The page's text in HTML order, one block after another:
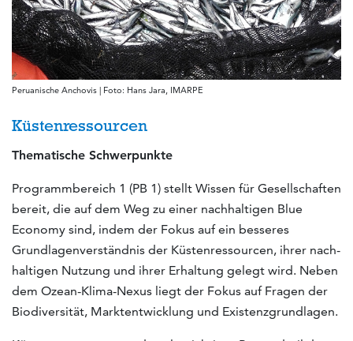
Peruanische Anchovis | Foto: Hans Jara, IMARPE
Küstenressourcen
Thematische Schwerpunkte
Programmbereich 1 (PB 1) stellt Wissen für Gesellschaften
bereit, die auf dem Weg zu einer nachhaltigen Blue
Economy sind, indem der Fokus auf ein besseres
Grundlagenverständnis der Küstenressourcen, ihrer nach­
haltigen Nutzung und ihrer Erhaltung gelegt wird. Neben
dem Ozean-Klima-Nexus liegt der Fokus auf Fragen der
Biodiversität, Marktentwicklung und Existenzgrundlagen.